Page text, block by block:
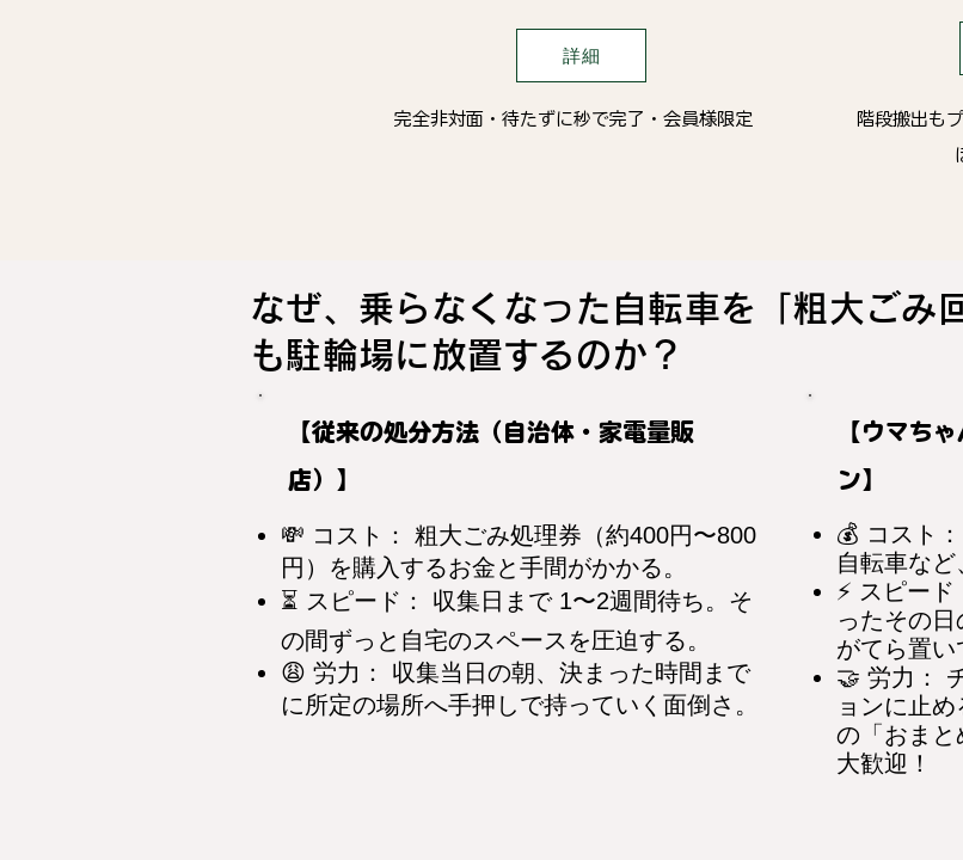
詳細
完全非対面・待たずに秒で完了・会員様限定
階段搬出も
なぜ、乗らなくなった自転車を「粗大ごみ
も駐輪場に放置するのか？
【従来の処分方法（自治体・家電量販
店）】
💸 コスト： 粗大ごみ処理券（約400円〜800
円）を購入するお金と手間がかかる。
⏳ スピード： 収集日まで 1〜2週間待ち。そ
の間ずっと自宅のスペースを圧迫する。
😩 労力： 収集当日の朝、決まった時間まで
に所定の場所へ手押しで持っていく面倒さ。
【ウマち
ン】
💰 コスト
自転車など
⚡ スピー
ったその
がてら置い
🤝 労力：
ョンに止
の「おまと
大歓迎！